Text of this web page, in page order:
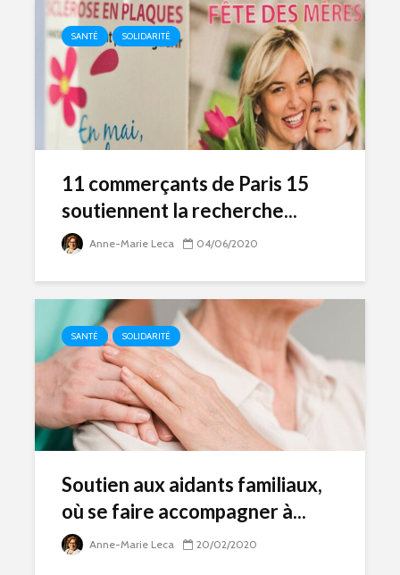
SANTÉ SOLIDARITÉ
11 commerçants de Paris 15
soutiennent la recherche...
Anne-Marie Leca 04/06/2020
SANTÉ SOLIDARITÉ
Soutien aux aidants familiaux,
où se faire accompagner à...
Anne-Marie Leca 20/02/2020